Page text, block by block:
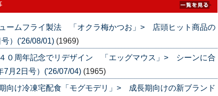
ームフライ製法 「オクラ梅かつお」> 店頭ヒット商品の
）('26/08/01) (1969)
０周年記念でリデザイン 「エッグマウス」> シーンに合
7月2日号）('26/07/04) (1965)
向け冷凍宅配食「モグモデリ」> 成長期向けの新ブランド